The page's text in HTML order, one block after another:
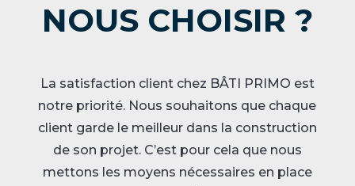
NOUS CHOISIR ?
La satisfaction client chez BÂTI PRIMO est
notre priorité. Nous souhaitons que chaque
client garde le meilleur dans la construction
de son projet. C’est pour cela que nous
mettons les moyens nécessaires en place